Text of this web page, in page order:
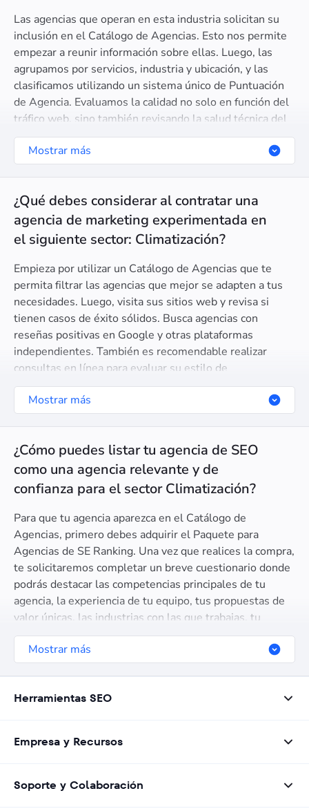
Las agencias que operan en esta industria solicitan su
inclusión en el Catálogo de Agencias. Esto nos permite
empezar a reunir información sobre ellas. Luego, las
agrupamos por servicios, industria y ubicación, y las
clasificamos utilizando un sistema único de Puntuación
de Agencia. Evaluamos la calidad no solo en función del
tráfico web, sino también revisando la salud técnica del
SEO, la confianza del dominio, la certificación de Google
Partner, y otros parámetros relevantes.
Mostrar más
¿Qué debes considerar al contratar una
agencia de marketing experimentada en
el siguiente sector: Climatización?
Empieza por utilizar un Catálogo de Agencias que te
permita filtrar las agencias que mejor se adapten a tus
necesidades. Luego, visita sus sitios web y revisa si
tienen casos de éxito sólidos. Busca agencias con
reseñas positivas en Google y otras plataformas
independientes. También es recomendable realizar
consultas en línea para evaluar su estilo de
comunicación y su capacidad para entender tus objetivos.
Mostrar más
¿Cómo puedes listar tu agencia de SEO
como una agencia relevante y de
confianza para el sector Climatización?
Para que tu agencia aparezca en el Catálogo de
Agencias, primero debes adquirir el Paquete para
Agencias de SE Ranking. Una vez que realices la compra,
te solicitaremos completar un breve cuestionario donde
podrás destacar las competencias principales de tu
agencia, la experiencia de tu equipo, tus propuestas de
valor únicas, las industrias con las que trabajas, tu
alcance geográfico, y otros detalles relevantes.
Mostrar más
Herramientas SEO
Empresa y Recursos
Soporte y Colaboración